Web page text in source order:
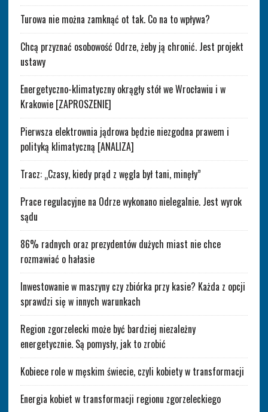
Turowa nie można zamknąć ot tak. Co na to wpływa?
Chcą przyznać osobowość Odrze, żeby ją chronić. Jest projekt
ustawy
Energetyczno-klimatyczny okrągły stół we Wrocławiu i w
Krakowie [ZAPROSZENIE]
Pierwsza elektrownia jądrowa będzie niezgodna prawem i
polityką klimatyczną [ANALIZA]
Tracz: „Czasy, kiedy prąd z węgla był tani, minęły”
Prace regulacyjne na Odrze wykonano nielegalnie. Jest wyrok
sądu
86% radnych oraz prezydentów dużych miast nie chce
rozmawiać o hałasie
Inwestowanie w maszyny czy zbiórka przy kasie? Każda z opcji
sprawdzi się w innych warunkach
Region zgorzelecki może być bardziej niezależny
energetycznie. Są pomysły, jak to zrobić
Kobiece role w męskim świecie, czyli kobiety w transformacji
Energia kobiet w transformacji regionu zgorzeleckiego